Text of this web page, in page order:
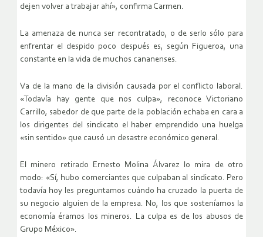
dejen volver a trabajar ahí», confirma Carmen.
La amenaza de nunca ser recontratado, o de serlo sólo para
enfrentar el despido poco después es, según Figueroa, una
constante en la vida de muchos cananenses.
Va de la mano de la división causada por el conflicto laboral.
«Todavía hay gente que nos culpa», reconoce Victoriano
Carrillo, sabedor de que parte de la población echaba en cara a
los dirigentes del sindicato el haber emprendido una huelga
«sin sentido» que causó un desastre económico general.
El minero retirado Ernesto Molina Álvarez lo mira de otro
modo: «Sí, hubo comerciantes que culpaban al sindicato. Pero
todavía hoy les preguntamos cuándo ha cruzado la puerta de
su negocio alguien de la empresa. No, los que sosteníamos la
economía éramos los mineros. La culpa es de los abusos de
Grupo México».